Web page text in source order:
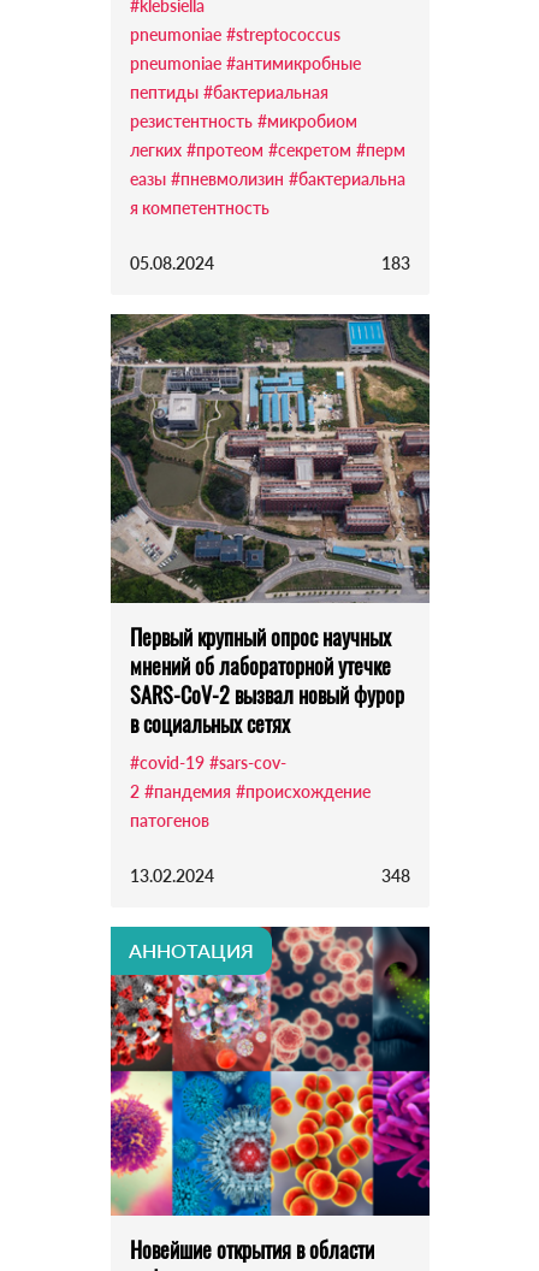
#klebsiella
pneumoniae #streptococcus
pneumoniae #антимикробные
пептиды #бактериальная
резистентность #микробиом
легких #протеом #секретом #перм
еазы #пневмолизин #бактериальна
я компетентность
05.08.2024 183
Первый крупный опрос научных
мнений об лабораторной утечке
SARS-CoV-2 вызвал новый фурор
в социальных сетях
#covid-19 #sars-cov-
2 #пандемия #происхождение
патогенов
13.02.2024 348
АННОТАЦИЯ
Новейшие открытия в области